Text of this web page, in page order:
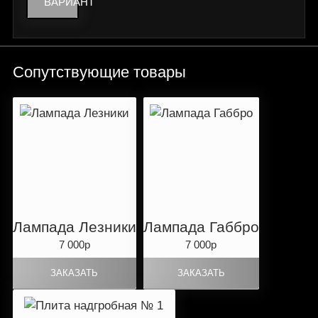
Сопутствующие товары
Лампада Лезники
7 000р
Лампада Габбро
7 000р